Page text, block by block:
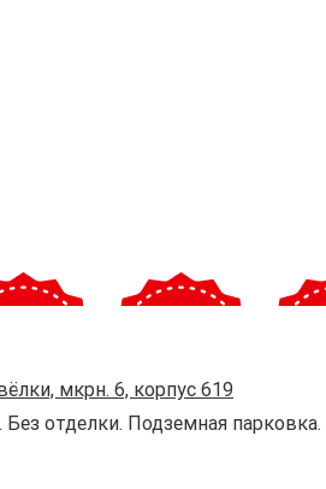
мкрн. 6, корпус 619
отделки. Подземная парковка.